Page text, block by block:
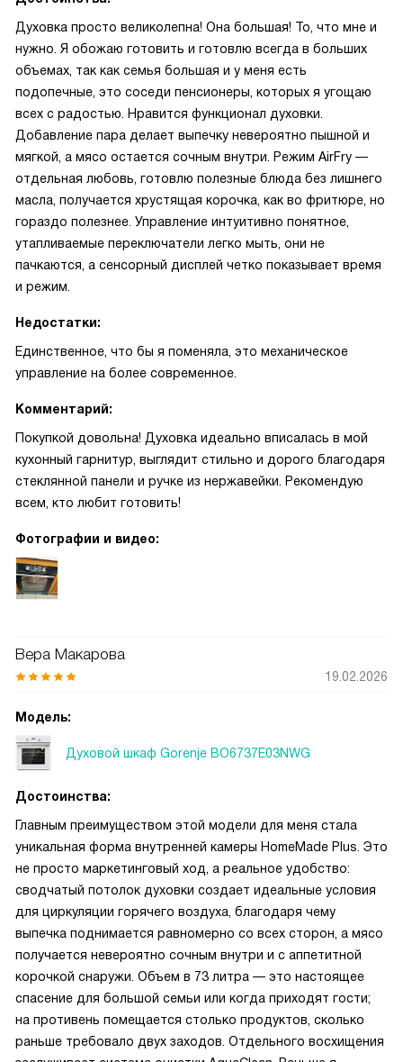
Духовка просто великолепна! Она большая! То, что мне и
нужно. Я обожаю готовить и готовлю всегда в больших
объемах, так как семья большая и у меня есть
подопечные, это соседи пенсионеры, которых я угощаю
всех с радостью. Нравится функционал духовки.
Добавление пара делает выпечку невероятно пышной и
мягкой, а мясо остается сочным внутри. Режим AirFry —
отдельная любовь, готовлю полезные блюда без лишнего
масла, получается хрустящая корочка, как во фритюре, но
гораздо полезнее. Управление интуитивно понятное,
утапливаемые переключатели легко мыть, они не
пачкаются, а сенсорный дисплей четко показывает время
и режим.
Недостатки:
Единственное, что бы я поменяла, это механическое
управление на более современное.
Комментарий:
Покупкой довольна! Духовка идеально вписалась в мой
кухонный гарнитур, выглядит стильно и дорого благодаря
стеклянной панели и ручке из нержавейки. Рекомендую
всем, кто любит готовить!
Фотографии и видео:
Вера Макарова
19.02.2026
Модель:
Духовой шкаф Gorenje BO6737E03NWG
Достоинства:
Главным преимуществом этой модели для меня стала
уникальная форма внутренней камеры HomeMade Plus. Это
не просто маркетинговый ход, а реальное удобство:
сводчатый потолок духовки создает идеальные условия
для циркуляции горячего воздуха, благодаря чему
выпечка поднимается равномерно со всех сторон, а мясо
получается невероятно сочным внутри и с аппетитной
корочкой снаружи. Объем в 73 литра — это настоящее
спасение для большой семьи или когда приходят гости;
на противень помещается столько продуктов, сколько
раньше требовало двух заходов. Отдельного восхищения